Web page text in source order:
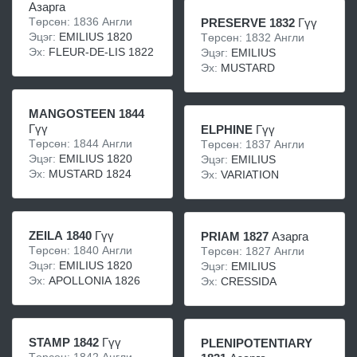
Азарга
Төрсөн: 1836 Англи
Эцэг: EMILIUS 1820
Эх: FLEUR-DE-LIS 1822
MANGOSTEEN 1844
Гүү
Төрсөн: 1844 Англи
Эцэг: EMILIUS 1820
Эх: MUSTARD 1824
ZEILA 1840 Гүү
Төрсөн: 1840 Англи
Эцэг: EMILIUS 1820
Эх: APOLLONIA 1826
STAMP 1842 Гүү
PRESERVE 1832 Гүү
Төрсөн: 1832 Англи
Эцэг: EMILIUS
Эх: MUSTARD
ELPHINE Гүү
Төрсөн: 1837 Англи
Эцэг: EMILIUS
Эх: VARIATION
PRIAM 1827 Азарга
Төрсөн: 1827 Англи
Эцэг: EMILIUS
Эх: CRESSIDA
PLENIPOTENTIARY